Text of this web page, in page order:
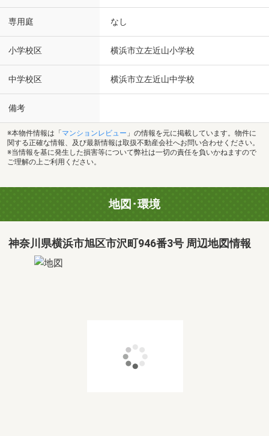
専用庭 なし
小学校区 横浜市立左近山小学校
中学校区 横浜市立左近山中学校
備考
※本物件情報は「 マンションレビュー 」の情報を元に掲載しています。物件に
関する正確な情報、及び最新情報は取扱不動産会社へお問い合わせください。
※当情報を基に発生した損害等について弊社は一切の責任を負いかねますので
ご理解の上ご利用ください。
地図･環境
神奈川県横浜市旭区市沢町946番3号 周辺地図情報